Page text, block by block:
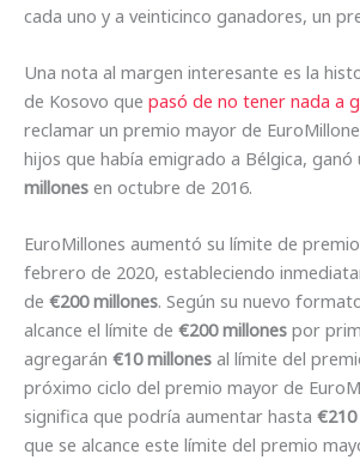
cada uno y a veinticinco ganadores, un
Una nota al margen interesante es la
de Kosovo que pasó de no tener nada a
reclamar un premio mayor de
hijos que había emigrado a Bélgica, ganó
millones en octubre de 2016.
EuroMillones aumentó su límite de
febrero de 2020, estableciendo
de €200 millones. Según su nuevo
alcance el límite de €200 millones por
agregarán €10 millones al límite del
próximo ciclo del premio mayor de
significa que podría aumentar hasta
que se alcance este límite del premio